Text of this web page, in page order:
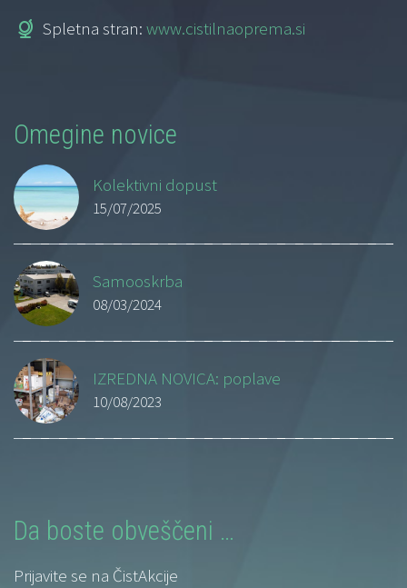
Spletna stran: www.cistilnaoprema.si
Omegine novice
Kolektivni dopust
15/07/2025
Samooskrba
08/03/2024
IZREDNA NOVICA: poplave
10/08/2023
Da boste obveščeni …
Prijavite se na ČistAkcije